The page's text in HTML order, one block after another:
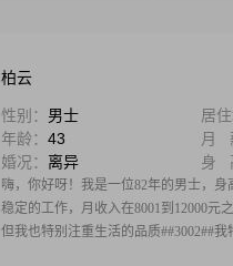
柏云
性别： 男士 居住
年龄： 43 月
婚况： 离异 身
嗨，你好呀！我是一位82年的男士，
稳定的工作，月收入在8001到12000元
但我也特别注重生活的品质##3002##